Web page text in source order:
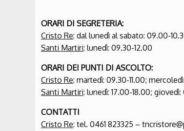
ORARI DI SEGRETERIA:
Cristo Re: dal lunedì al sabato: 09.00-
Santi Martiri: lunedì: 09.30-12.00
ORARI DEI PUNTI DI ASCOLTO:
Cristo Re: martedì: 09.30-11.00;
Santi Martiri: lunedì: 17.00-18.00; giovedì:
CONTATTI
Cristo Re: tel. 0461 823325 –